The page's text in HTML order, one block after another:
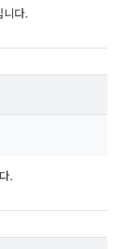
니다.
.